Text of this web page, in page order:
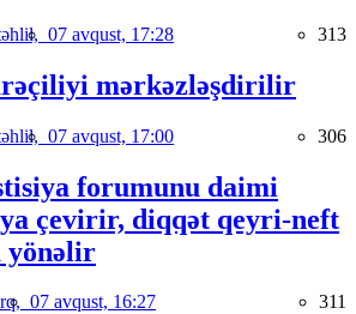
07 avqust, 17:28 313
mərkəzləşdirilir
07 avqust, 17:00 306
forumunu daimi
çevirir, diqqət qeyri-neft
yönəlir
07 avqust, 16:27 311